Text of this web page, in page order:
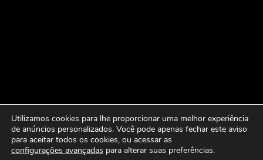
Utilizamos cookies para lhe proporcionar uma melhor experiência
de anúncios personalizados. Você pode apenas fechar este aviso
para aceitar todos os cookies, ou acessar as
configurações avançadas para alterar suas preferências.